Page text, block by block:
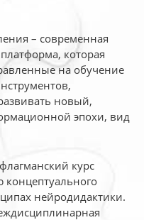
– современная
которая
на обучение
новый,
эпохи, вид
курс
концептуального
нейродидактики.